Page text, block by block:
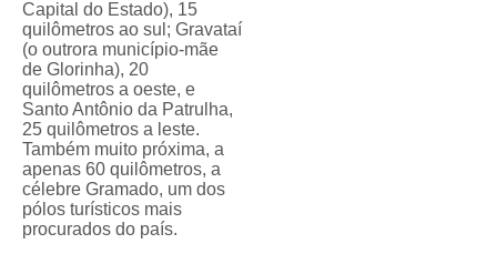
Capital do Estado), 15
quilômetros ao sul; Gravataí
(o outrora município-mãe
de Glorinha), 20
quilômetros a oeste, e
Santo Antônio da Patrulha,
25 quilômetros a leste.
Também muito próxima, a
apenas 60 quilômetros, a
célebre Gramado, um dos
pólos turísticos mais
procurados do país.